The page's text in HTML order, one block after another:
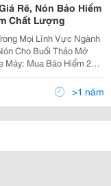
Rẽ, Nón Bảo Hiểm
Chất Lượng
Mọi Lĩnh Vực Ngành
Viettel: Mua Sim Tặng Nón Bảo Hiểm. - Công Ty, >1 năm